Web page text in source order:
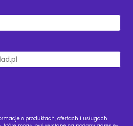
o produktach, ofertach i usługach